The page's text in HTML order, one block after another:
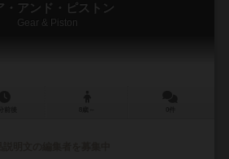
・アンド・ピストン
Gear & Piston